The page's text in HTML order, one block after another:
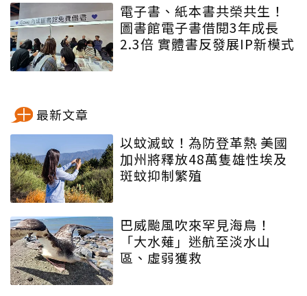
電子書、紙本書共榮共生！
圖書館電子書借閱3年成長
2.3倍 實體書反發展IP新模式
最新文章
以蚊滅蚊！為防登革熱 美國
加州將釋放48萬隻雄性埃及
斑蚊抑制繁殖
巴威颱風吹來罕見海鳥！
「大水薙」迷航至淡水山
區、虛弱獲救